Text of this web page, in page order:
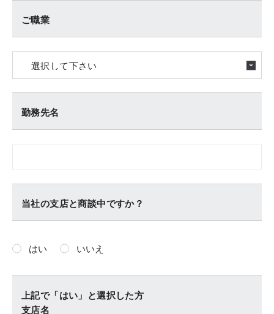
ご職業
勤務先名
当社の支店と商談中ですか？
はい いいえ
上記で「はい」と選択した方
支店名